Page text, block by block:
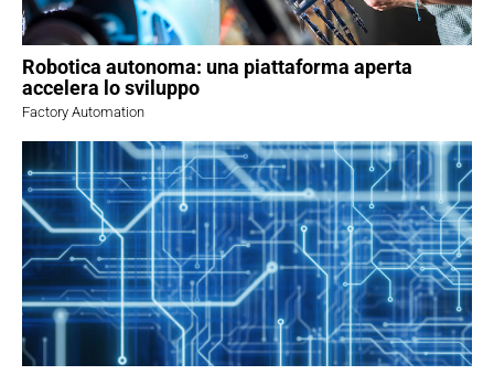
Robotica autonoma: una piattaforma aperta
accelera lo sviluppo
Factory Automation